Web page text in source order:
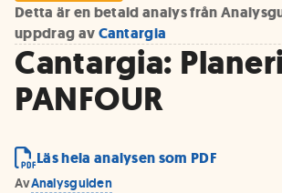
Detta är en betald analys från
uppdrag avCantargia
Cantargia:
PANFOUR
Läs hela analysen som PDF
AvAnalysguiden